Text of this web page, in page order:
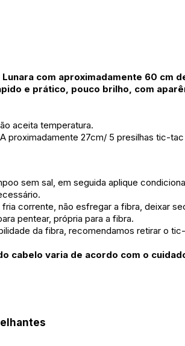
com aproximadamente 60 cm
e prático, pouco brilho, com
aceita temperatura.
A proximadamente 27cm/ 5 presilhas tic-tac
sem sal, em seguida aplique
corrente, não esfregar a fibra, deixar
pentear, própria para a fibra.
da fibra, recomendamos retirar o
cabelo varia de acordo com o